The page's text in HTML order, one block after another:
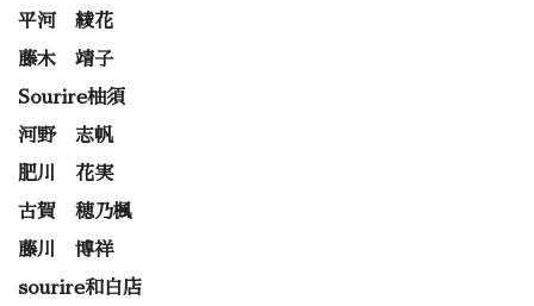
平河 綾花
藤木 靖子
Sourire柚須
河野 志帆
肥川 花実
古賀 穂乃楓
藤川 博祥
sourire和白店